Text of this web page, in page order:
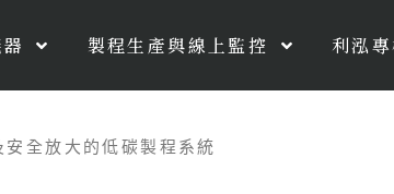
製程生產與線上監控 利泓
全放大的低碳製程系統